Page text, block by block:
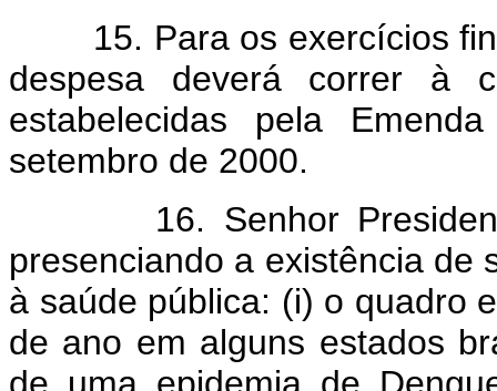
15. Para os exercícios
despesa deverá correr à
estabelecidas pela
setembro de 2000.
16. Senhor Presidente,
presenciando a existência de
à saúde pública: (i) o quadro
de ano em alguns estados